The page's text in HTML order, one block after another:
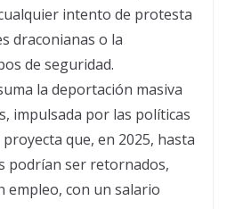
intento de protesta
draconianas o la
de seguridad.
la deportación masiva
impulsada por las políticas
que, en 2025, hasta
podrían ser retornados,
empleo, con un salario